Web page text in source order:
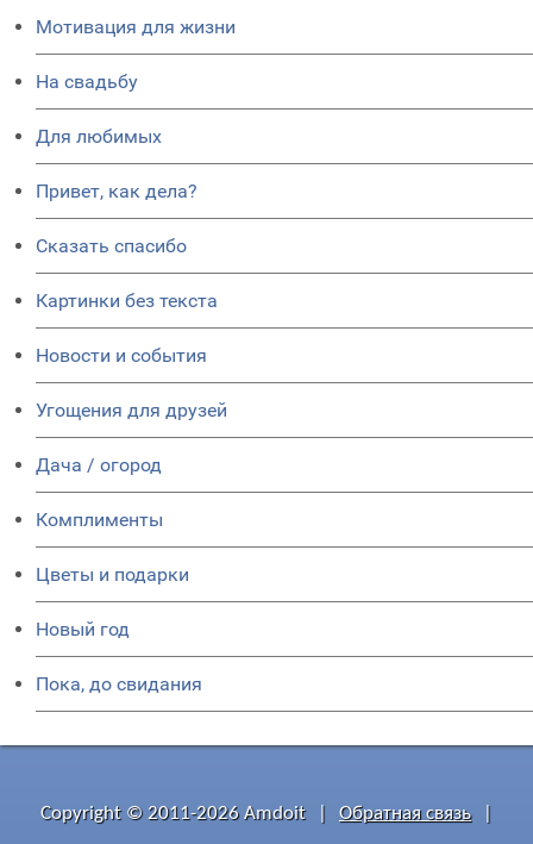
Мотивация для жизни
На свадьбу
Для любимых
Привет, как дела?
Сказать спасибо
Картинки без текста
Новости и события
Угощения для друзей
Дача / огород
Комплименты
Цветы и подарки
Новый год
Пока, до свидания
Copyright © 2011-2026 Amdoit Обратная связь